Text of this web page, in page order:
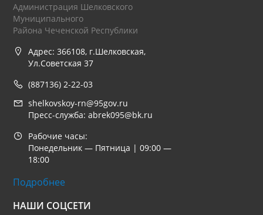
Администрация Шелковского
Муниципального
Района Чеченской Республики
Адрес: 366108, г.Шелковская,
Ул.Советская 37
(887136) 2-22-03
shelkovskoy-rn@95gov.ru
Пресс-служба: abrek095@bk.ru
Рабочие часы:
Понедельник — Пятница | 09:00 —
18:00
Подробнее
НАШИ СОЦСЕТИ